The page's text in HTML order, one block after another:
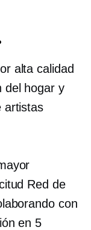
alta calidad
del hogar y
artistas
Red de
con
en 5